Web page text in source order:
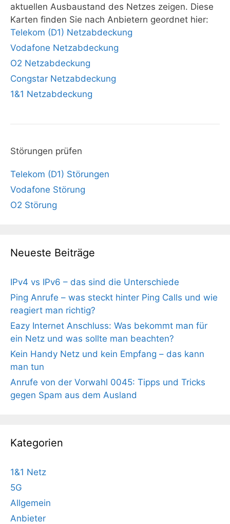
aktuellen Ausbaustand des Netzes zeigen. Diese
Karten finden Sie nach Anbietern geordnet hier:
Telekom (D1) Netzabdeckung
Vodafone Netzabdeckung
O2 Netzabdeckung
Congstar Netzabdeckung
1&1 Netzabdeckung
Störungen prüfen
Telekom (D1) Störungen
Vodafone Störung
O2 Störung
Neueste Beiträge
IPv4 vs IPv6 – das sind die Unterschiede
Ping Anrufe – was steckt hinter Ping Calls und wie
reagiert man richtig?
Eazy Internet Anschluss: Was bekommt man für
ein Netz und was sollte man beachten?
Kein Handy Netz und kein Empfang – das kann
man tun
Anrufe von der Vorwahl 0045: Tipps und Tricks
gegen Spam aus dem Ausland
Kategorien
1&1 Netz
5G
Allgemein
Anbieter